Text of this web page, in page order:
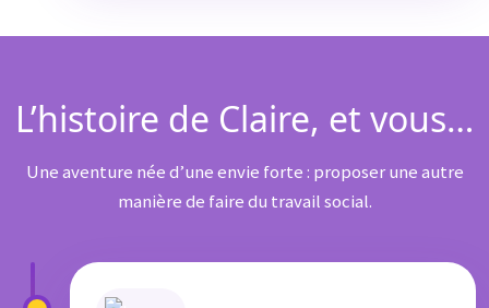
L’histoire de Claire, et vous…
Une aventure née d’une envie forte : proposer une autre
manière de faire du travail social.